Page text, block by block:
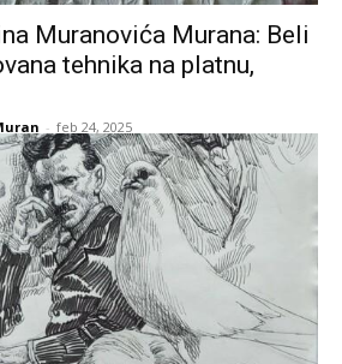
Muranovića Murana: Beli
tehnika na platnu,
- feb 24, 2025